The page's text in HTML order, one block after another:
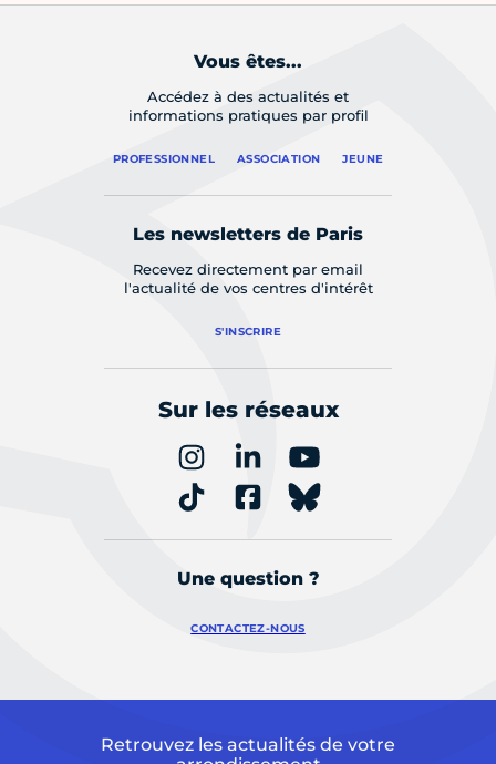
Vous êtes...
Accédez à des actualités et
informations pratiques par profil
PROFESSIONNEL ASSOCIATION JEUNE
Les newsletters de Paris
Recevez directement par email
l'actualité de vos centres d'intérêt
S'INSCRIRE
Sur les réseaux
Une question ?
CONTACTEZ-NOUS
Retrouvez les actualités de votre